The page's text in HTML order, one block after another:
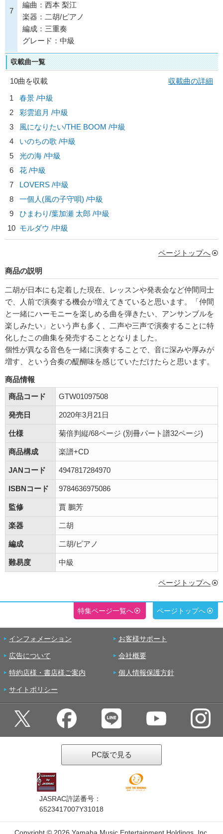
7
編曲：西本 梨江
楽器：二胡/ピアノ
編成：三重奏
グレード：中級
収載曲一覧
10曲を収載
収載曲の詳細
1
春景 /中級
2
彩雲追月 /中級
3
風になりたい/THE BOOM /中級
4
いのちの歌 /中級
5
光の海 /中級
6
花 /中級
7
LOVERS /中級
8
一個人(風の子守唄) /中級
9
ひまわり/葉加瀬 太郎 /中級
10 モルダウ /中級
ページトップへ
商品の説明
二胡が日本にも定着した現在、レッスンや発表会など仲間同士
で、人前で演奏する機会が増えてきていると思います。「仲間
と一緒にハーモニーを楽しめる曲を弾きたい、アンサンブルを
楽しみたい」という声も多く、二声や三声で演奏することに特
化したこの曲集を発売することとなりました。
個性が異なる音色を一緒に演奏することで、音に深みや厚みが
増す、という合奏の醍醐味を感じていただけたらと思います。
商品情報
商品コード
GTW01097508
発売日 2020年3月21日
仕様 菊倍判縦/68ページ (別冊パート譜32ページ)
商品構成 楽譜+CD
JANコード 4947817284970
ISBNコード 9784636975086
監修 賈 鵬芳
楽器 二胡
編成 二胡/ピアノ
難易度 中級
ページトップへ
特集ページ一覧へ ページトップへ
インフォメーション お客様サポート
広告について 会社概要
特約店様・書店様ご案内 個人情報保護方針
サイトポリシー
PC版で見る
JASRAC許諾番号：
6523417007Y31018